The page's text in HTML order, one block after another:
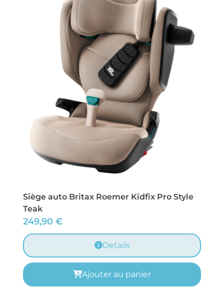
Siège auto Britax Roemer Kidfix Pro Style
Teak
249,90 €
Details
Ajouter au panier